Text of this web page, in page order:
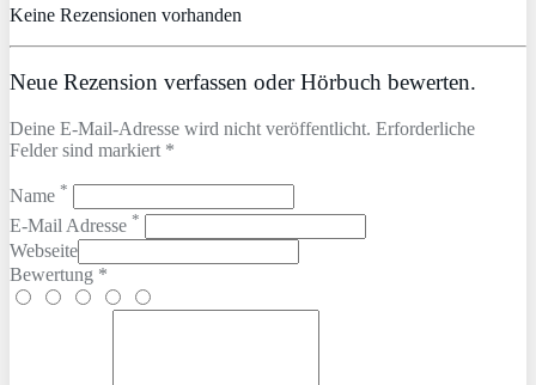
Keine Rezensionen vorhanden
Neue Rezension verfassen oder Hörbuch bewerten.
Deine E-Mail-Adresse wird nicht veröffentlicht. Erforderliche
Felder sind markiert *
Name *
E-Mail Adresse *
Webseite
Bewertung *